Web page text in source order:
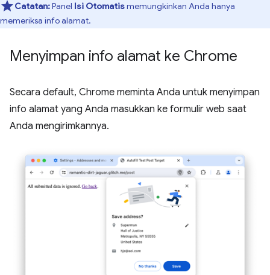
Catatan:Panel Isi Otomatismemungkinkan Anda hanya
memeriksa info alamat.
Menyimpan info alamat ke Chrome
Secara default, Chrome meminta Anda untuk menyimpan
info alamat yang Anda masukkan ke formulir web saat
Anda mengirimkannya.